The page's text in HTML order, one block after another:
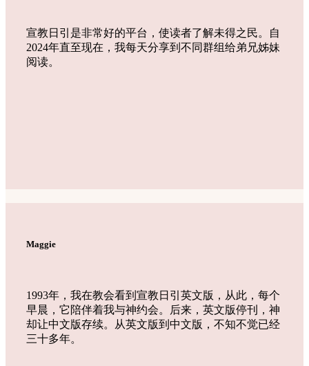
宣教日引是非常好的平台，使读者了解未得之民。自
2024年直至现在，我每天分享到不同群组给弟兄姊妹
阅读。
Maggie
1993年，我在教会看到宣教日引英文版，从此，每个
早晨，它陪伴着我与神约会。后来，英文版停刊，神
却让中文版存续。从英文版到中文版，不知不觉已经
三十多年。